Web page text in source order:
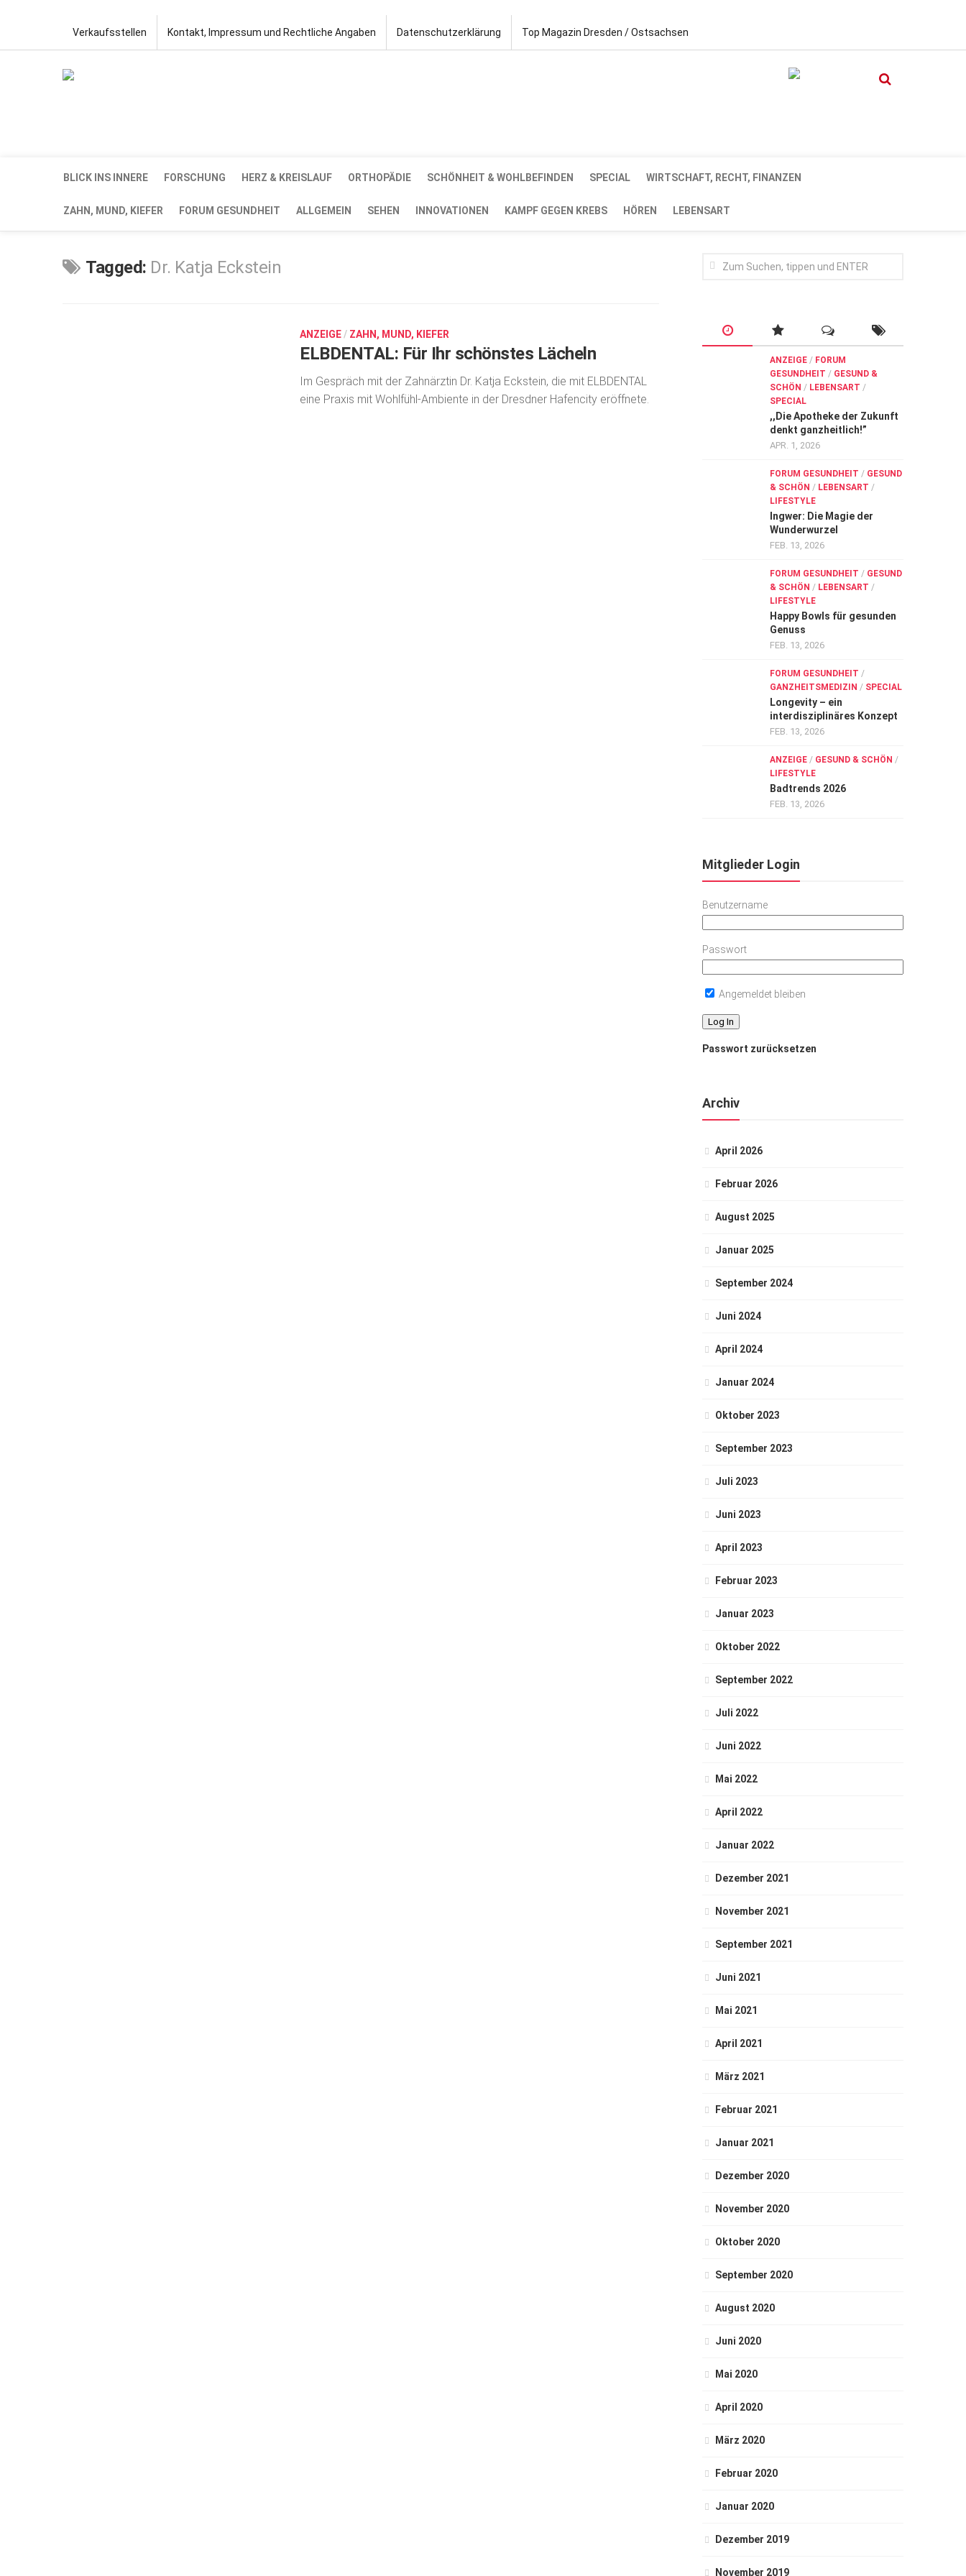
Verkaufsstellen Kontakt, Impressum und Rechtliche Angaben Datenschutzerklärung Top Magazin Dresden / Ostsachsen
BLICK INS INNERE FORSCHUNG HERZ & KREISLAUF ORTHOPÄDIE SCHÖNHEIT & WOHLBEFINDEN SPECIAL WIRTSCHAFT, RECHT, FINANZEN
ZAHN, MUND, KIEFER FORUM GESUNDHEIT ALLGEMEIN SEHEN INNOVATIONEN KAMPF GEGEN KREBS HÖREN LEBENSART
Tagged: Dr. Katja Eckstein
ANZEIGE / ZAHN, MUND, KIEFER
ELBDENTAL: Für Ihr schönstes Lächeln
Im Gespräch mit der Zahnärztin Dr. Katja Eckstein, die mit ELBDENTAL
eine Praxis mit Wohlfühl-Ambiente in der Dresdner Hafencity eröffnete.
ANZEIGE / FORUM
GESUNDHEIT / GESUND &
SCHÖN / LEBENSART /
SPECIAL
,,Die Apotheke der Zukunft
denkt ganzheitlich!”
APR. 1, 2026
FORUM GESUNDHEIT / GESUND
& SCHÖN / LEBENSART /
LIFESTYLE
Ingwer: Die Magie der
Wunderwurzel
FEB. 13, 2026
FORUM GESUNDHEIT / GESUND
& SCHÖN / LEBENSART /
LIFESTYLE
Happy Bowls für gesunden
Genuss
FEB. 13, 2026
FORUM GESUNDHEIT /
GANZHEITSMEDIZIN / SPECIAL
Longevity – ein
interdisziplinäres Konzept
FEB. 13, 2026
ANZEIGE / GESUND & SCHÖN /
LIFESTYLE
Badtrends 2026
FEB. 13, 2026
Mitglieder Login
Benutzername
Passwort
Angemeldet bleiben
Passwort zurücksetzen
Archiv
April 2026
Februar 2026
August 2025
Januar 2025
September 2024
Juni 2024
April 2024
Januar 2024
Oktober 2023
September 2023
Juli 2023
Juni 2023
April 2023
Februar 2023
Januar 2023
Oktober 2022
September 2022
Juli 2022
Juni 2022
Mai 2022
April 2022
Januar 2022
Dezember 2021
November 2021
September 2021
Juni 2021
Mai 2021
April 2021
März 2021
Februar 2021
Januar 2021
Dezember 2020
November 2020
Oktober 2020
September 2020
August 2020
Juni 2020
Mai 2020
April 2020
März 2020
Februar 2020
Januar 2020
Dezember 2019
November 2019